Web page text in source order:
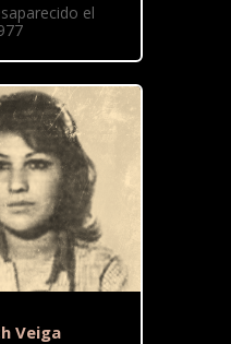
el
Veiga